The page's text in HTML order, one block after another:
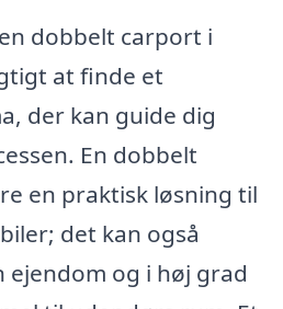
dobbelt carport i
at finde et
der kan guide dig
En dobbelt
en praktisk løsning til
det kan også
og i høj grad